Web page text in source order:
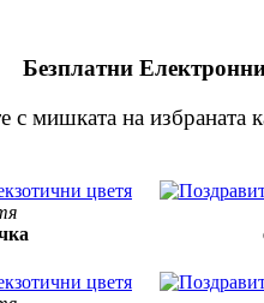
Безплатни
с мишката на избраната